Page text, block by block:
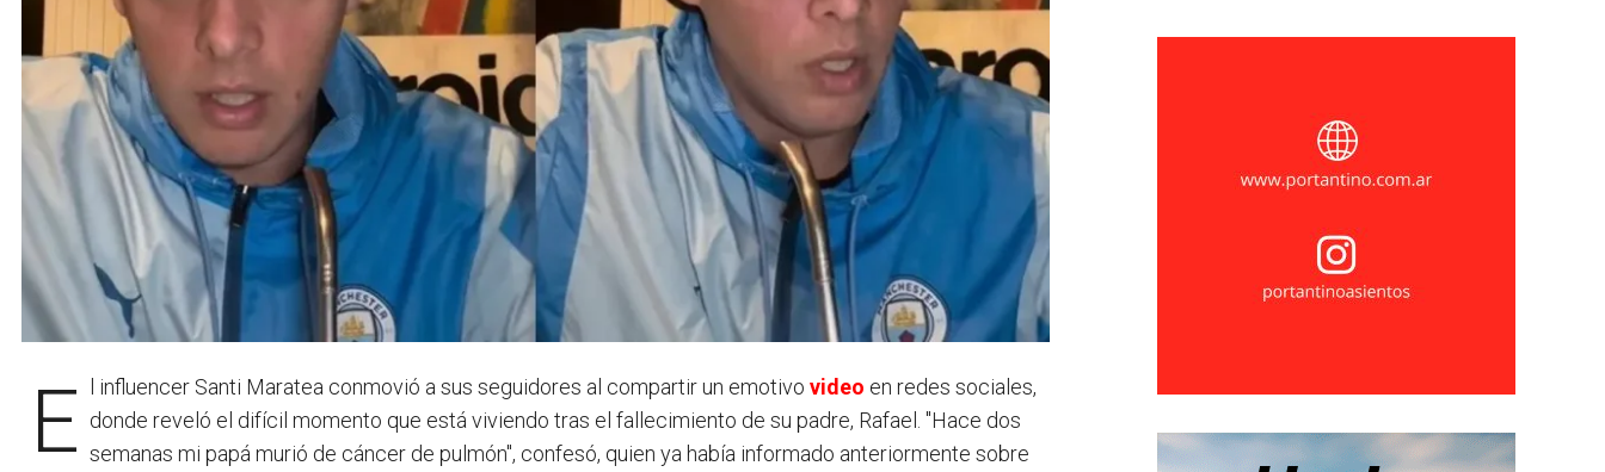
El influencer Santi Maratea conmovió a sus seguidores al compartir un emotivo video en redes sociales,
donde reveló el difícil momento que está viviendo tras el fallecimiento de su padre, Rafael. "Hace dos
semanas mi papá murió de cáncer de pulmón", confesó, quien ya había informado anteriormente sobre